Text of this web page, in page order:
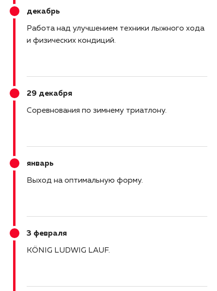
декабрь
Работа над улучшением техники лыжного хода
и физических кондиций
29 декабря
Соревнования по зимнему триатлону
январь
Выход на оптимальную форму
3 февраля
KÖNIG LUDWIG LAUF